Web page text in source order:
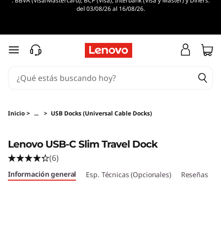
del 03/08/26 al 16/08/26.
Ir al contenido principal
Inicio > ... > USB Docks (Universal Cable Docks)
Lenovo USB-C Slim Travel Dock
(6)
Información general Esp. Técnicas (Opcionales) Reseñas